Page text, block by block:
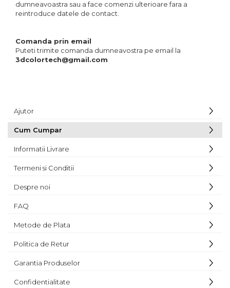
dumneavoastra sau a face comenzi ulterioare fara a
reintroduce datele de contact.
Comanda prin email
Puteti trimite comanda dumneavostra pe email la
3dcolortech@gmail.com
Ajutor
Cum Cumpar
Informatii Livrare
Termeni si Conditii
Despre noi
FAQ
Metode de Plata
Politica de Retur
Garantia Produselor
Confidentialitate